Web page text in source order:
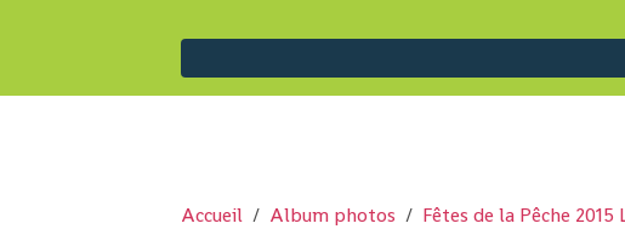
Accueil Album photos Fêtes de la Pêche 2015